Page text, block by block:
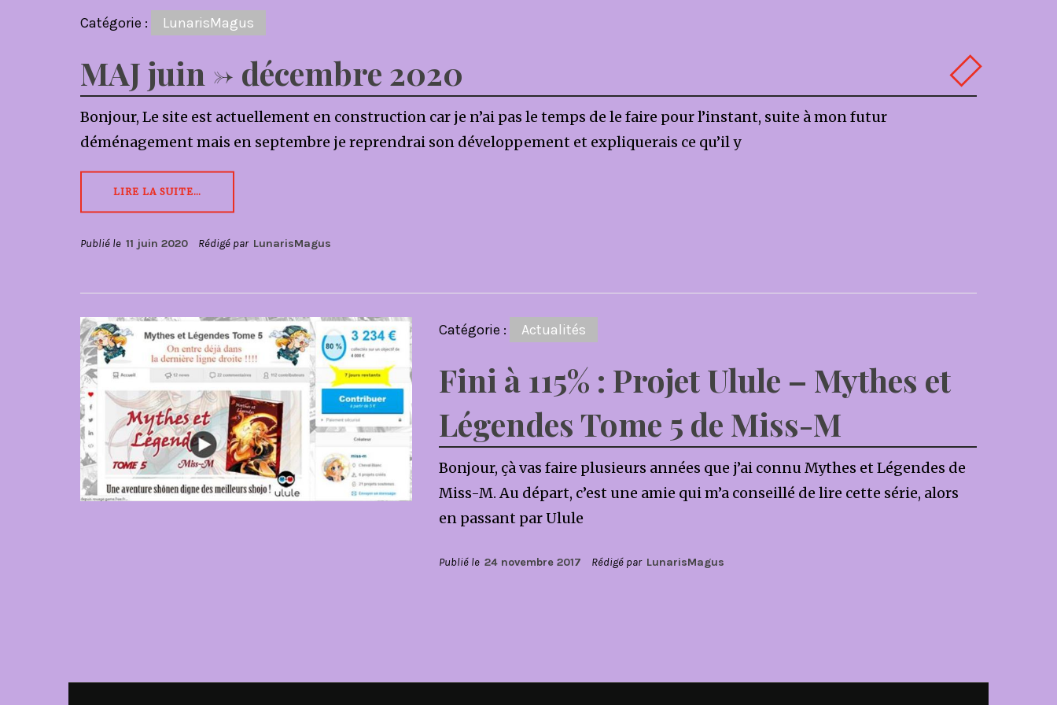
Catégorie : LunarisMagus
MAJ juin -> décembre 2020
Bonjour, Le site est actuellement en construction car je n’ai pas le temps de le faire pour l’instant, suite à mon futur
déménagement mais en septembre je reprendrai son développement et expliquerais ce qu’il y
LIRE LA SUITE…
Publié le 11 juin 2020 Rédigé par LunarisMagus
Catégorie : Actualités
Fini à 115% : Projet Ulule – Mythes et
Légendes Tome 5 de Miss-M
Bonjour, çà vas faire plusieurs années que j’ai connu Mythes et Légendes de
Miss-M. Au départ, c’est une amie qui m’a conseillé de lire cette série, alors
en passant par Ulule
Publié le 24 novembre 2017 Rédigé par LunarisMagus